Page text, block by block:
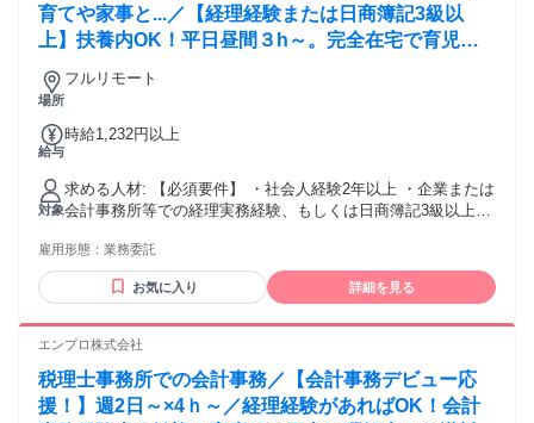
度10Mbps以上 （※４） ・有料のセキュリティソフト ＜注
意事項＞ ※１：原則製造から３年以内のパソコン機器をご使
用ください。製造から8年以上経過している機器は不可です。
※２：WindowsOSをご使用される場合は、Microsoft社のサポ
以外をご使用される際はご留意ください。 ※４：業務に使用
選考対象外となる可能性がございます。
育てや家事と...／【経理経験または日商簿記3級以
上】扶養内OK！平日昼間３h～。完全在宅で育児・
介護中の方も大歓迎♪
場所
フルリモート
給与
時給1,232円以上
対象
求める人材: 【必須要件】 ・社会人経験2年以上 ・企業または
会計事務所等での経理実務経験、もしくは日商簿記3級以上の
きる方、未経験であっても抵抗がなく自ら習得することがで
きる方 【歓迎要件】 ・会計ソフトの利用経験 （freee会計 /
MF(マネーフォワード)クラウド 等） ・ワークフローシステム
チームで業務に取り組むのが好きな方 【用意が必要な環境】
コン （※１）（※２）（※３） ・インターネット環境：速
度10Mbps以上 （※４） ・有料のセキュリティソフト ＜注
雇用形態： 業務委託
お気に入り 詳細を見る
エンプロ株式会社
税理士事務所での会計事務／【会計事務デビュー応
援！】週2日～×4ｈ～／経理経験があればOK！会計